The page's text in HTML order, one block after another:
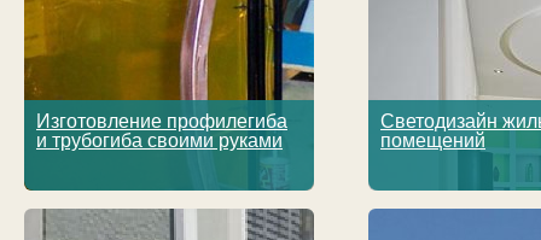
Изготовление профилегиба
и трубогиба своими руками
Светодизайн
помещений